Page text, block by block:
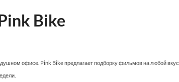
Bike
офисе. Pink Bike предлагает подборку фильмов на любой вкус,